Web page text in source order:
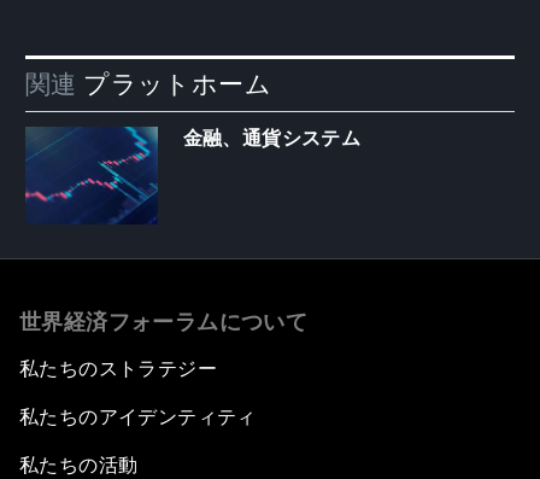
関連 プラットホーム
金融、通貨システム
世界経済フォーラムについて
私たちのストラテジー
私たちのアイデンティティ
私たちの活動